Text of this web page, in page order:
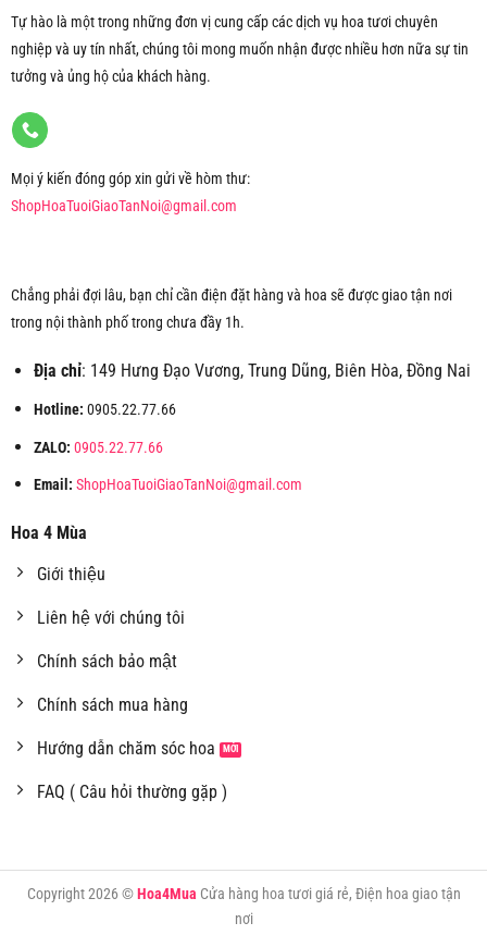
Tự hào là một trong những đơn vị cung cấp các dịch vụ hoa tươi chuyên
nghiệp và uy tín nhất, chúng tôi mong muốn nhận được nhiều hơn nữa sự tin
tưởng và ủng hộ của khách hàng.
Mọi ý kiến đóng góp xin gửi về hòm thư:
ShopHoaTuoiGiaoTanNoi@gmail.com
Chẳng phải đợi lâu, bạn chỉ cần điện đặt hàng và hoa sẽ được giao tận nơi
trong nội thành phố trong chưa đầy 1h.
Địa chỉ: 149 Hưng Đạo Vương, Trung Dũng, Biên Hòa, Đồng Nai
Hotline: 0905.22.77.66
ZALO: 0905.22.77.66
Email: ShopHoaTuoiGiaoTanNoi@gmail.com
Hoa 4 Mùa
Giới thiệu
Liên hệ với chúng tôi
Chính sách bảo mật
Chính sách mua hàng
Hướng dẫn chăm sóc hoa
FAQ ( Câu hỏi thường gặp )
Copyright 2026 ©Hoa4Mua Cửa hàng hoa tươi giá rẻ, Điện hoa giao tận
nơi